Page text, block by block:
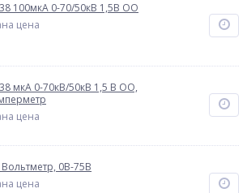
100мкА 0-70/50кВ 1,5В ОО
цена
мкА 0-70кВ/50кВ 1,5 В ОО,
цена
0В-75В
цена